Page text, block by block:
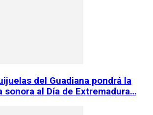
del Guadiana pondrá la
sonora al Día de Extremadura…